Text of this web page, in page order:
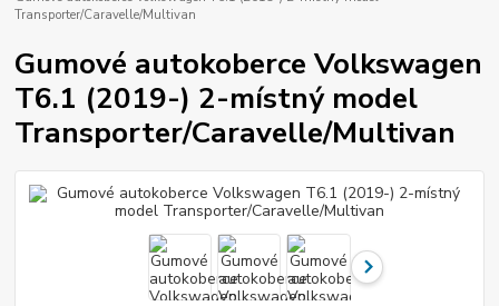
Transporter/Caravelle/Multivan
Gumové autokoberce Volkswagen
T6.1 (2019-) 2-místný model
Transporter/Caravelle/Multivan